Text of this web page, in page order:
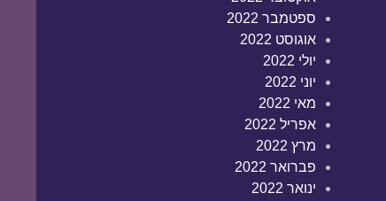
ספטמבר 2022
אוגוסט 2022
יולי 2022
יוני 2022
מאי 2022
אפריל 2022
מרץ 2022
פברואר 2022
ינואר 2022